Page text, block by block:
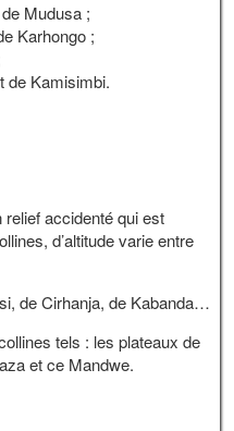
Mudusa ;
Karhongo ;
de Kamisimbi.
accidenté qui est
d’altitude varie entre
de Cirhanja, de Kabanda…
tels : les plateaux de
et ce Mandwe.